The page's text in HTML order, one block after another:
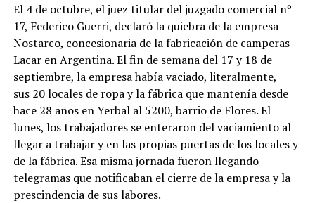
El 4 de octubre, el juez titular del juzgado comercial nº
17, Federico Guerri, declaró la quiebra de la empresa
Nostarco, concesionaria de la fabricación de camperas
Lacar en Argentina. El fin de semana del 17 y 18 de
septiembre, la empresa había vaciado, literalmente,
sus 20 locales de ropa y la fábrica que mantenía desde
hace 28 años en Yerbal al 5200, barrio de Flores. El
lunes, los trabajadores se enteraron del vaciamiento al
llegar a trabajar y en las propias puertas de los locales y
de la fábrica. Esa misma jornada fueron llegando
telegramas que notificaban el cierre de la empresa y la
prescindencia de sus labores.